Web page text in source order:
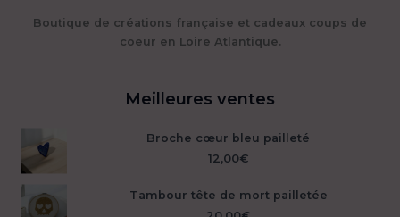
Boutique de créations française et cadeaux coups de
coeur en Loire Atlantique.
Meilleures ventes
Broche cœur bleu pailleté
12,00€
Tambour tête de mort pailletée